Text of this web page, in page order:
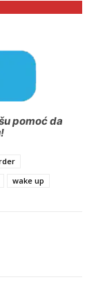
pomoć da
wake up